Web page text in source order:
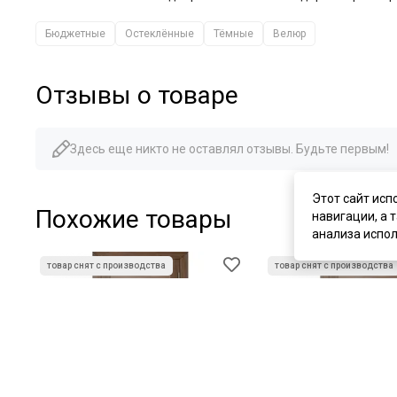
Бюджетные Остеклённые Тёмные Велюр
Отзывы о товаре
Здесь еще никто не оставлял отзывы. Будьте первым!
Похожие товары
Этот сайт
навигации, а
анализа